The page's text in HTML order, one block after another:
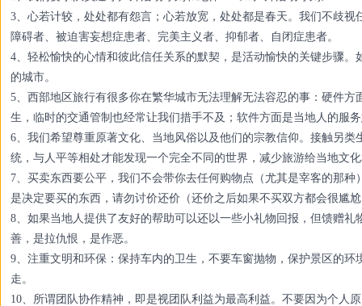
3、心若计较，处处都有怨言；心若放宽，处处都是春天。我们不歧
障碍者、被迫害妄想症患者、完美主义者、抑郁者、自闭症患者。
4、轻松愉快的心情和彼此信任关系的默契，是活动愉快的关键步骤
的城市。
5、西部地区旅行有很多你在繁华城市无法理解无法容忍的事：硬件
生，临时的交通管制也经常让我们措手不及；软件方面是当地人的服
6、我们希望尊重原著文化、当地风俗以及他们的宗教信仰。接触另
统，与人平等相处才能发现一个完全不同的世界，减少旅游给当地文
7、买卖东西要公平，我们不会带你去任何购物点（尤其是宰客的那
是决定要买的东西，请勿讨价还价（还价之后如果不买双方都会很尴
8、如果当地人提供了友好的帮助可以还以一些小礼物回报，但馈赠
善，是拉仇恨，是作恶。
9、注重文明和环保：保持车内的卫生，不要车窗抛物，保护景区的
走。
10、所谓团队协作精神，即是视团队利益为最高利益。不要因为个人